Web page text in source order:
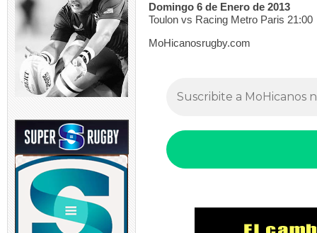
Domingo 6 de Enero de 2013
Toulon vs Racing Metro Paris 21:00
MoHicanosrugby.com